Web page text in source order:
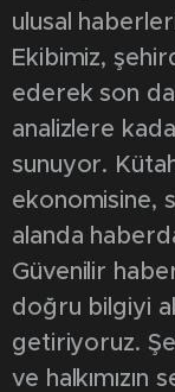
ulusal
Ekibimiz,
ederek son
analizlere
sunuyor.
ekonomisine,
alanda
Güvenilir
doğru bilgiyi
getiriyoruz.
ve